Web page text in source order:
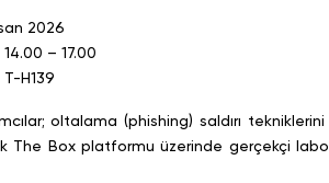
2026
– 17.00
H139
oltalama (phishing) saldırı
Box platformu üzerinde gerçekçi